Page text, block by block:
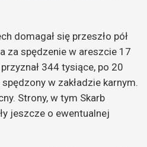
domagał się przeszło pół
za spędzenie w areszcie 17
344 tysiące, po 20
w zakładzie karnym.
Strony, w tym Skarb
jeszcze o ewentualnej